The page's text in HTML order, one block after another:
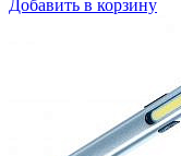
Добавить в корзину